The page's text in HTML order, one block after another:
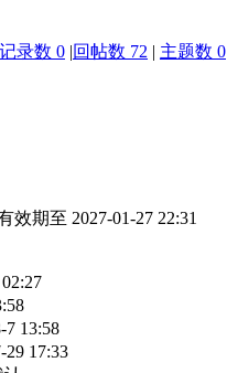
记录数 0 |回帖数 72 | 主题数 0
效期至 2027-01-27 22:31
7 13:58
29 17:33